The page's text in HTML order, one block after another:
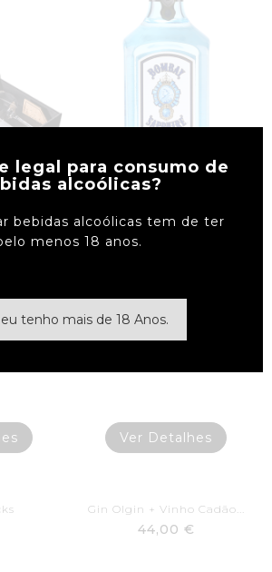
Ver Detalhes
Gin Olgin + Vinho Cadão...
44,00 €
legal para consumo de
alcoólicas?
bebidas alcoólicas tem de ter
menos 18 anos.
tenho mais de 18 Anos.